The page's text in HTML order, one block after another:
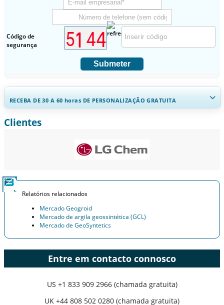
Código de
segurança
Submeter
RECEBA DE 30 A 60 horas DE PERSONALIZAÇÃO GRATUITA
Ampliar a cobertura regional e por país, Análise de segmentos,
Clientes
Relatórios relacionados
Mercado Geogroid
Mercado de argila geossintética (GCL)
Mercado de GeoSyntetics
Entre em contacto connosco
US +1 833 909 2966 (chamada gratuita)
UK +44 808 502 0280 (chamada gratuita)